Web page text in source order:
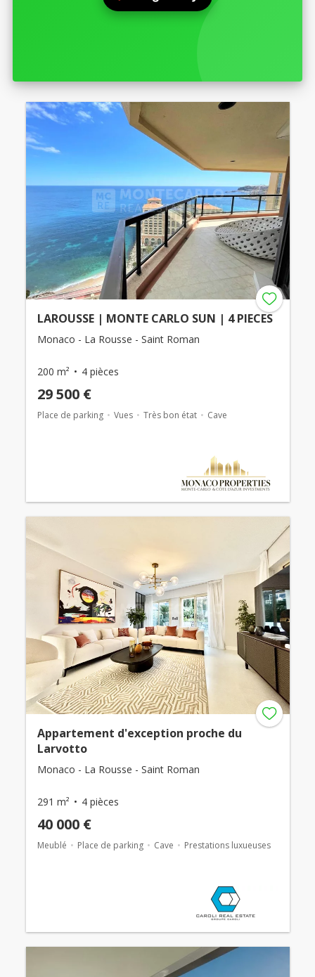
LAROUSSE | MONTE CARLO SUN | 4 PIECES
Monaco - La Rousse - Saint Roman
200 m² 4 pièces
29 500 €
Place de parking Vues Très bon état Cave
Appartement d'exception proche du
Larvotto
Monaco - La Rousse - Saint Roman
291 m² 4 pièces
40 000 €
Meublé Place de parking Cave Prestations luxueuses